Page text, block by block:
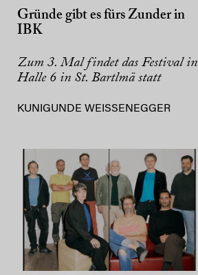
Gründe gibt es fürs Zunder in
IBK
Zum 3. Mal findet das Festival in
Halle 6 in St. Bartlmä statt
KUNIGUNDE WEISSENEGGER